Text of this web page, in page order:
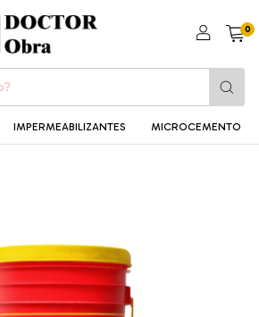
0
IMPERMEABILIZANTES MICROCEMENTO